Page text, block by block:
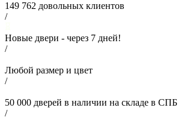
149 762 довольных клиентов
/
Новые двери - через 7 дней!
/
Любой размер и цвет
/
50 000 дверей в наличии на складе в СПБ
/